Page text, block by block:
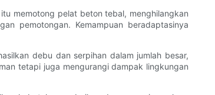
memotong pelat beton tebal, menghilangkan
pemotongan. Kemampuan beradaptasinya
debu dan serpihan dalam jumlah besar,
tetapi juga mengurangi dampak lingkungan